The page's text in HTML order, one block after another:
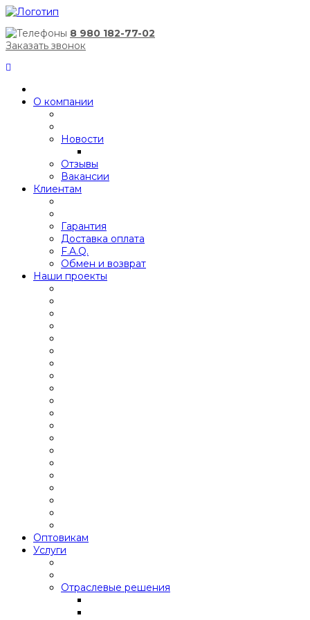
8 980 182-77-02
Заказать звонок
О компании
Новости
Отзывы
Вакансии
Клиентам
Гарантия
Доставка оплата
F.A.Q.
Обмен и возврат
Наши проекты
Оптовикам
Услуги
Отраслевые решения